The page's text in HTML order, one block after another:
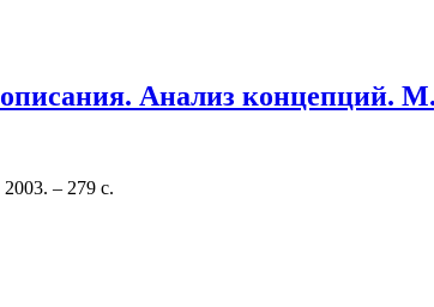
Анализ концепций.
– 279 с.